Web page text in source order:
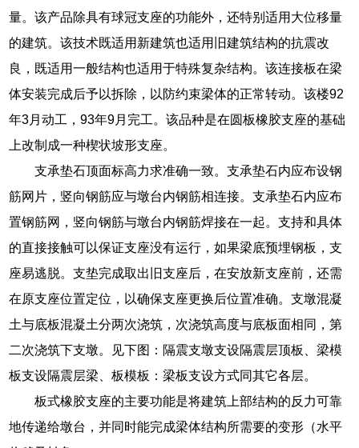
量。该产品除具有球冠支座的功能外，还特别适用大位移量
的建筑。该技术既适用新建筑也适用旧建筑结构的抗震改
良，既适用一般结构也适用于特殊复杂结构。该连接板在梁
体安装完成后予以拆除，以防约束梁体的正常转动。该楼92
年3月动工，93年9月完工。该品种是在圆板橡胶支座的基础
上改制成一种楔状坡形支座。
支承垫石顶面标高力求准确一致。支承垫石内应布设钢
筋网片，竖向钢筋应与墩台内钢筋相连接。支承垫石内应布
置钢筋网，竖向钢筋与墩台内钢筋焊接在一起。支持和具体
的直接接触可以保证支座没有运行，如果梁底预埋钢板，支
座易逃脱。支垫完成取出旧支座后，在安放新支座前，还需
在原支座位置定位，以确保支座更换后位置准确。支墩混凝
土与底板混凝土分两次浇筑，次浇筑高度与底板面相同，第
二次浇筑下支墩。见下图：隔震支墩支设隔震层顶板、梁模
板支设隔震层梁、板模板：梁板支设方式同其它各层。
板式橡胶支座的主要功能是将建筑上部结构的反力可靠
地传递给墩台，并同时能完成梁体结构所需要的变形（水平